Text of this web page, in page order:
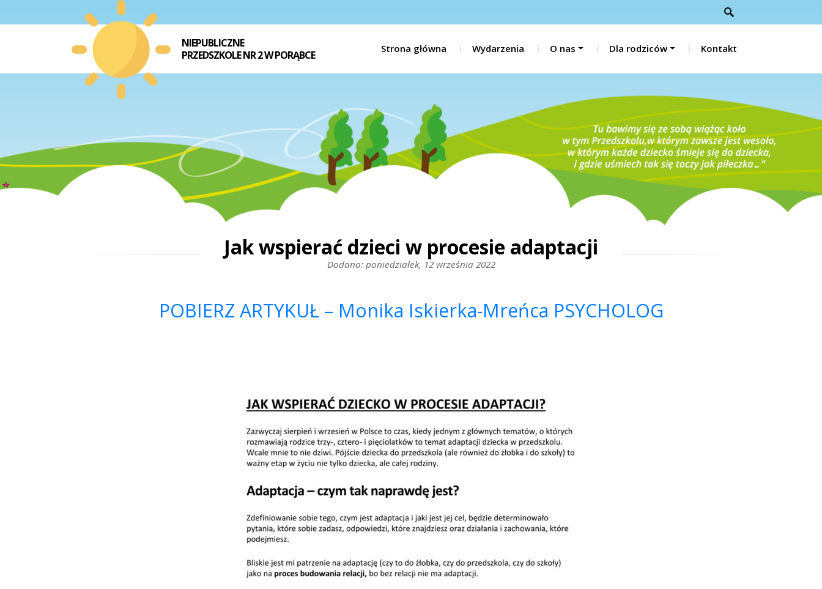
NIEPUBLICZNE
PRZEDSZKOLE NR 2 W PORĄBCE
Strona główna Wydarzenia O nas Dla rodziców Kontakt
Jak wspierać dzieci w procesie adaptacji
Dodano: poniedziałek, 12 września 2022
POBIERZ ARTYKUŁ – Monika Iskierka-Mreńca PSYCHOLOG